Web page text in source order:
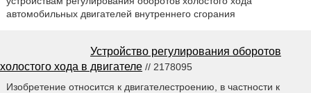
автомобильных двигателей внутреннего сгорания
Устройство регулирования оборотов
холостого хода в двигателе // 2178095
Изобретение относится к двигателестроению, в частности к